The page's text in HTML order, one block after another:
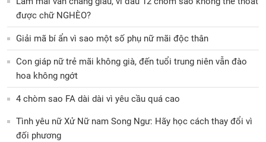
được chữ NGHÈO?
Giải mã bí ẩn vì sao một số phụ nữ mãi độc thân
Con giáp nữ trẻ mãi không già, đến tuổi trung niên vẫn đào
hoa không ngớt
4 chòm sao FA dài dài vì yêu cầu quá cao
Tình yêu nữ Xử Nữ nam Song Ngư: Hãy học cách thay đổi vì
đối phương